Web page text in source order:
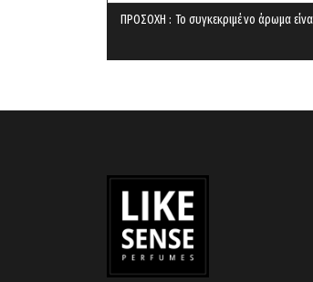
ΠΡΟΣΟΧΗ : Το συγκεκριμένο άρωμα